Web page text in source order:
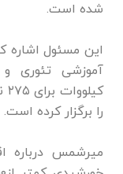
شده است.
این مسئول اشاره
آموزشی تئوری و
را برگزار کرده است.
میرشمس درباره